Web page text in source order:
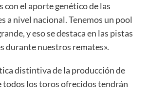
con el aporte genético de las
a nivel nacional. Tenemos un pool
y eso se destaca en las pistas
durante nuestros remates».
distintiva de la producción de
todos los toros ofrecidos tendrán